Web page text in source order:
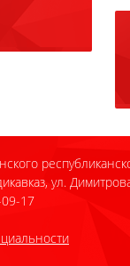
ул.
09-17